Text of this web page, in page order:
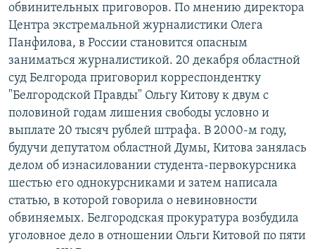
СОЦИАЛЬНЫЕ СЕТИ
Все сайты РСЕ/РС
обвинительных приговоров. По мнению директора
Центра экстремальной журналистики Олега
Панфилова, в России становится опасным
заниматься журналистикой. 20 декабря областной
суд Белгорода приговорил корреспондентку
"Белгородской Правды" Ольгу Китову к двум с
половиной годам лишения свободы условно и
выплате 20 тысяч рублей штрафа. В 2000-м году,
будучи депутатом областной Думы, Китова занялась
делом об изнасиловании студента-первокурсника
шестью его однокурсниками и затем написала
статью, в которой говорила о невиновности
обвиняемых. Белгородская прокуратура возбудила
уголовное дело в отношении Ольги Китовой по пяти